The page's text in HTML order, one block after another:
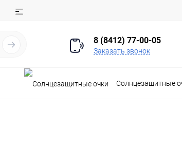
8 (8412) 77-00-05
Заказать звонок
Солнцезащитные